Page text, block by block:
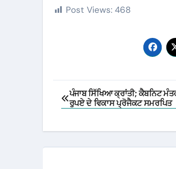
Post Views: 468
Post
navigation
ਪੰਜਾਬ ਸਿੱਖਿਆ ਕ੍ਰਾਂਤੀ; ਕੈਬਨਿਟ
ਰੁਪਏ ਦੇ ਵਿਕਾਸ ਪ੍ਰੋਜੈਕਟ ਸਮਰਪਿਤ